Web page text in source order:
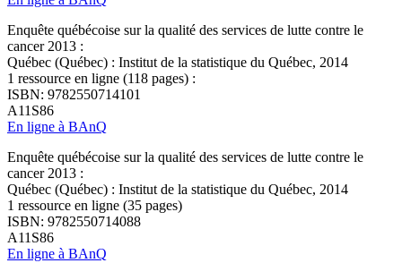
Enquête québécoise sur la qualité des services de lutte contre le
cancer 2013 :
Québec (Québec) : Institut de la statistique du Québec, 2014
1 ressource en ligne (118 pages) :
ISBN: 9782550714101
A11S86
En ligne à BAnQ
Enquête québécoise sur la qualité des services de lutte contre le
cancer 2013 :
Québec (Québec) : Institut de la statistique du Québec, 2014
1 ressource en ligne (35 pages)
ISBN: 9782550714088
A11S86
En ligne à BAnQ